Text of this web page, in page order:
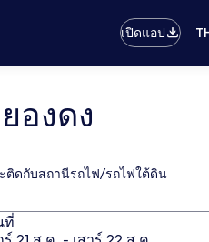
เปิดแอป
องดง
ะติดกับสถานีรถไฟ/รถไฟใต้ดิน
ที่